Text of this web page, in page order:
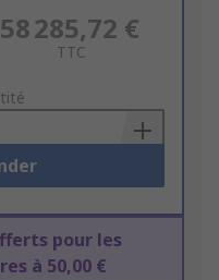
58 285,72 €
TTC
pour les
à 50,00 €